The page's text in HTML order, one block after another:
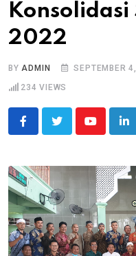
2022
BYADMIN SEPTEMBER
234 VIEWS